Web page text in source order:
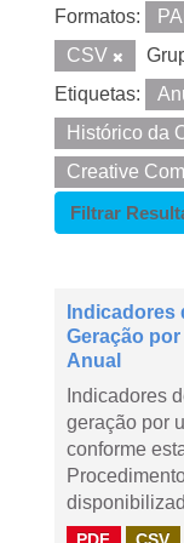
Formatos:
CSV
Etiquetas:
Histórico da
Creative
Filtrar
Indicadores
Geração
Anual
Indicadores
geração por
conforme